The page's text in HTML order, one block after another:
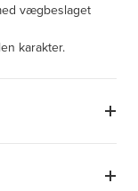
vægbeslaget
karakter.